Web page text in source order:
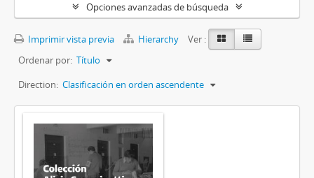
Opciones avanzadas de búsqueda
Imprimir vista previa Hierarchy
Ver :
Ordenar por: Título
Direction: Clasificación en orden ascendente